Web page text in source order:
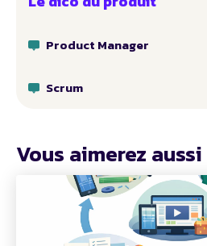
Product Manager
Scrum
Vous aimerez aussi